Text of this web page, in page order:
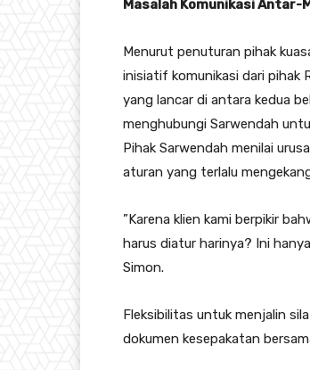
Masalah Komunikasi Antar-
​Menurut penuturan pihak
inisiatif komunikasi dari pihak
yang lancar di antara kedua
menghubungi Sarwendah
​Pihak Sarwendah menilai
aturan yang terlalu
​”Karena klien kami berpikir
harus diatur harinya? Ini
Simon.
​Fleksibilitas untuk menjalin
dokumen kesepakatan